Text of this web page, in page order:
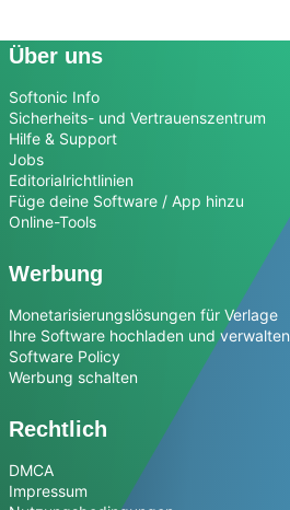
Über uns
Softonic Info
Sicherheits- und Vertrauenszentrum
Hilfe & Support
Jobs
Editorialrichtlinien
Füge deine Software / App hinzu
Online-Tools
Werbung
Monetarisierungslösungen für Verlage
Ihre Software hochladen und verwalten
Software Policy
Werbung schalten
Rechtlich
DMCA
Impressum